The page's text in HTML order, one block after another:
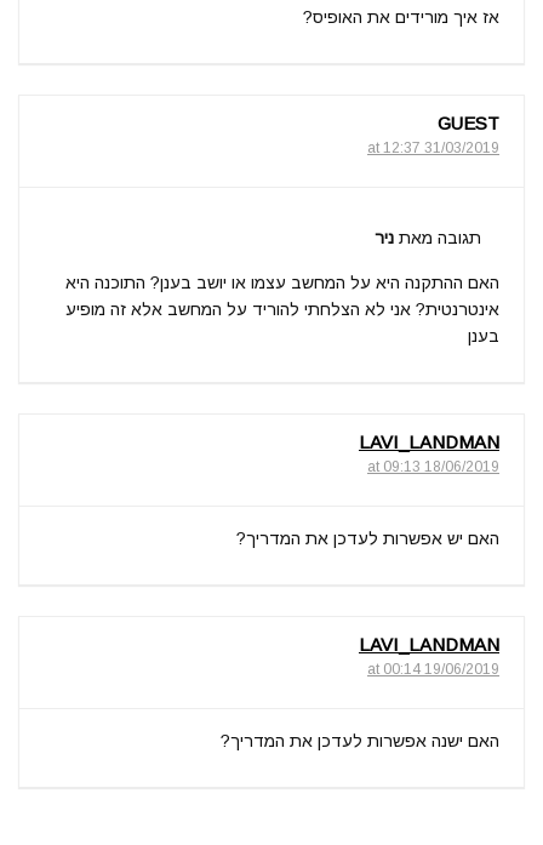
אז איך מורידים את האופיס?
GUEST
31/03/2019 at 12:37
תגובה מאת ניר
האם ההתקנה היא על המחשב עצמו או יושב בענן? התוכנה היא
אינטרנטית? אני לא הצלחתי להוריד על המחשב אלא זה מופיע
בענן
LAVI_LANDMAN
18/06/2019 at 09:13
האם יש אפשרות לעדכן את המדריך?
LAVI_LANDMAN
19/06/2019 at 00:14
האם ישנה אפשרות לעדכן את המדריך?